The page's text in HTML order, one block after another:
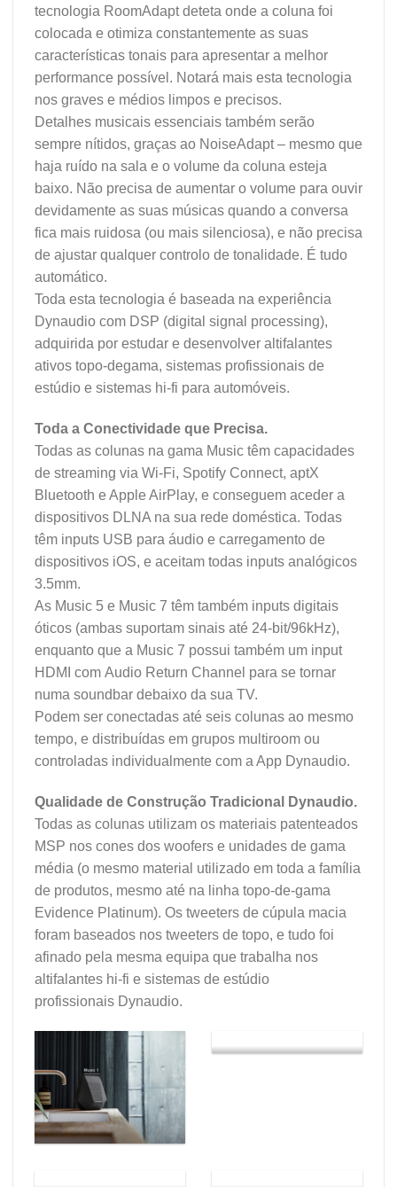
tecnologia RoomAdapt deteta onde a coluna foi
colocada e otimiza constantemente as suas
características tonais para apresentar a melhor
performance possível. Notará mais esta tecnologia
nos graves e médios limpos e precisos.
Detalhes musicais essenciais também serão
sempre nítidos, graças ao NoiseAdapt – mesmo que
haja ruído na sala e o volume da coluna esteja
baixo. Não precisa de aumentar o volume para ouvir
devidamente as suas músicas quando a conversa
fica mais ruidosa (ou mais silenciosa), e não precisa
de ajustar qualquer controlo de tonalidade. É tudo
automático.
Toda esta tecnologia é baseada na experiência
Dynaudio com DSP (digital signal processing),
adquirida por estudar e desenvolver altifalantes
ativos topo-degama, sistemas profissionais de
estúdio e sistemas hi-fi para automóveis.
Toda a Conectividade que Precisa.
Todas as colunas na gama Music têm capacidades
de streaming via Wi-Fi, Spotify Connect, aptX
Bluetooth e Apple AirPlay, e conseguem aceder a
dispositivos DLNA na sua rede doméstica. Todas
têm inputs USB para áudio e carregamento de
dispositivos iOS, e aceitam todas inputs analógicos
3.5mm.
As Music 5 e Music 7 têm também inputs digitais
óticos (ambas suportam sinais até 24-bit/96kHz),
enquanto que a Music 7 possui também um input
HDMI com Audio Return Channel para se tornar
numa soundbar debaixo da sua TV.
Podem ser conectadas até seis colunas ao mesmo
tempo, e distribuídas em grupos multiroom ou
controladas individualmente com a App Dynaudio.
Qualidade de Construção Tradicional Dynaudio.
Todas as colunas utilizam os materiais patenteados
MSP nos cones dos woofers e unidades de gama
média (o mesmo material utilizado em toda a família
de produtos, mesmo até na linha topo-de-gama
Evidence Platinum). Os tweeters de cúpula macia
foram baseados nos tweeters de topo, e tudo foi
afinado pela mesma equipa que trabalha nos
altifalantes hi-fi e sistemas de estúdio
profissionais Dynaudio.